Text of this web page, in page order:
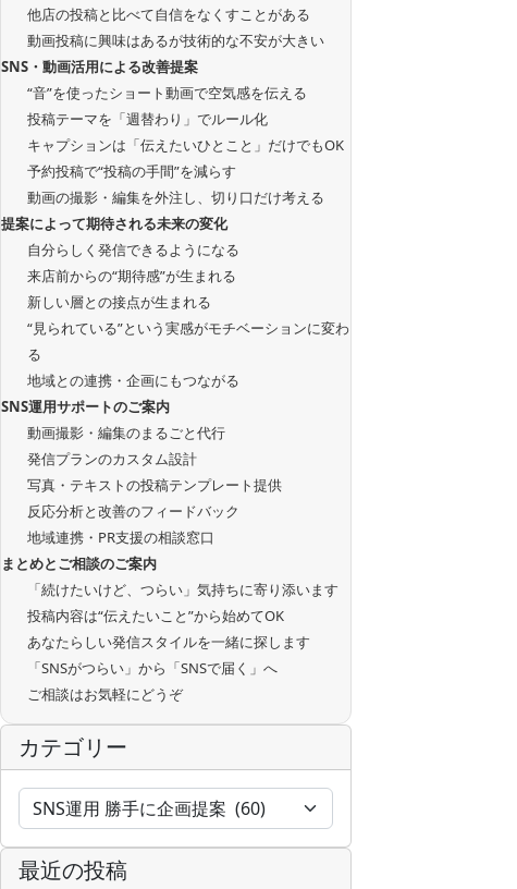
他店の投稿と比べて自信をなくすことがある
動画投稿に興味はあるが技術的な不安が大きい
SNS・動画活用による改善提案
“音”を使ったショート動画で空気感を伝える
投稿テーマを「週替わり」でルール化
キャプションは「伝えたいひとこと」だけでもOK
予約投稿で“投稿の手間”を減らす
動画の撮影・編集を外注し、切り口だけ考える
提案によって期待される未来の変化
自分らしく発信できるようになる
来店前からの“期待感”が生まれる
新しい層との接点が生まれる
“見られている”という実感がモチベーションに変わ
る
地域との連携・企画にもつながる
SNS運用サポートのご案内
動画撮影・編集のまるごと代行
発信プランのカスタム設計
写真・テキストの投稿テンプレート提供
反応分析と改善のフィードバック
地域連携・PR支援の相談窓口
まとめとご相談のご案内
「続けたいけど、つらい」気持ちに寄り添います
投稿内容は“伝えたいこと”から始めてOK
あなたらしい発信スタイルを一緒に探します
「SNSがつらい」から「SNSで届く」へ
ご相談はお気軽にどうぞ
カテゴリー
最近の投稿